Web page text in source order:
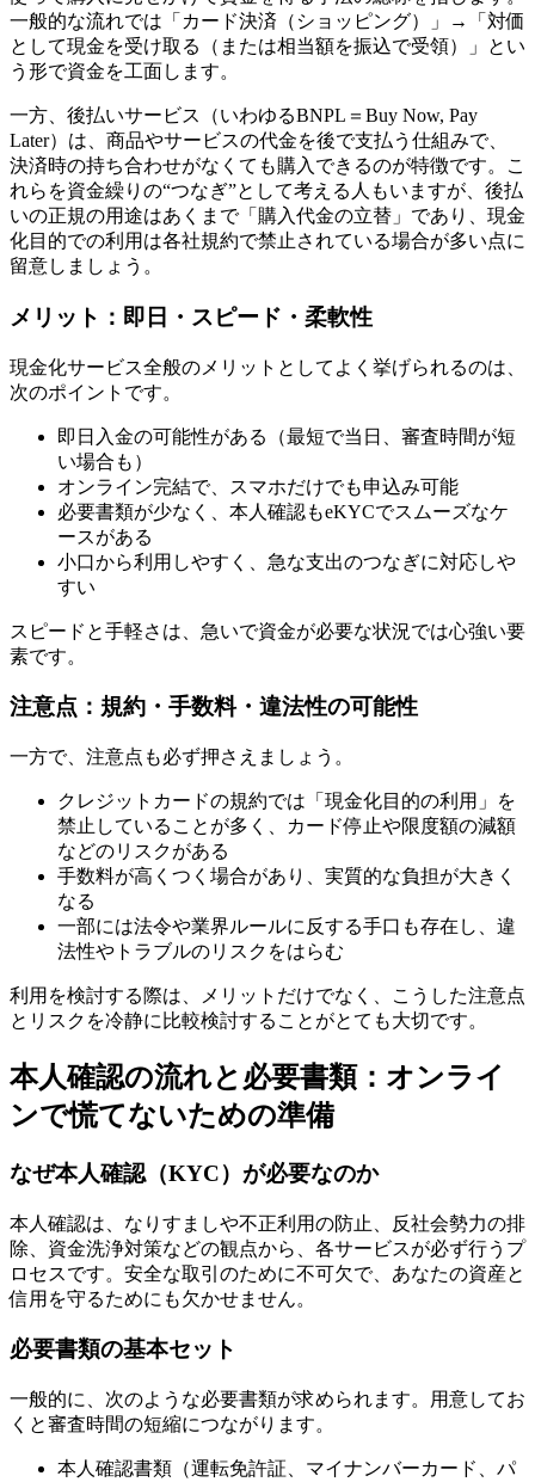
一般的な流れでは「カード決済（ショッピング）」→「対価
として現金を受け取る（または相当額を振込で受領）」とい
う形で資金を工面します。
一方、後払いサービス（いわゆるBNPL＝Buy Now, Pay
Later）は、商品やサービスの代金を後で支払う仕組みで、
決済時の持ち合わせがなくても購入できるのが特徴です。こ
れらを資金繰りの“つなぎ”として考える人もいますが、後払
いの正規の用途はあくまで「購入代金の立替」であり、現金
化目的での利用は各社規約で禁止されている場合が多い点に
留意しましょう。
メリット：即日・スピード・柔軟性
現金化サービス全般のメリットとしてよく挙げられるのは、
次のポイントです。
即日入金の可能性がある（最短で当日、審査時間が短
い場合も）
オンライン完結で、スマホだけでも申込み可能
必要書類が少なく、本人確認もeKYCでスムーズなケ
ースがある
小口から利用しやすく、急な支出のつなぎに対応しや
すい
スピードと手軽さは、急いで資金が必要な状況では心強い要
素です。
注意点：規約・手数料・違法性の可能性
一方で、注意点も必ず押さえましょう。
クレジットカードの規約では「現金化目的の利用」を
禁止していることが多く、カード停止や限度額の減額
などのリスクがある
手数料が高くつく場合があり、実質的な負担が大きく
なる
一部には法令や業界ルールに反する手口も存在し、違
法性やトラブルのリスクをはらむ
利用を検討する際は、メリットだけでなく、こうした注意点
とリスクを冷静に比較検討することがとても大切です。
本人確認の流れと必要書類：オンライ
ンで慌てないための準備
なぜ本人確認（KYC）が必要なのか
本人確認は、なりすましや不正利用の防止、反社会勢力の排
除、資金洗浄対策などの観点から、各サービスが必ず行うプ
ロセスです。安全な取引のために不可欠で、あなたの資産と
信用を守るためにも欠かせません。
必要書類の基本セット
一般的に、次のような必要書類が求められます。用意してお
くと審査時間の短縮につながります。
本人確認書類（運転免許証、マイナンバーカード、パ